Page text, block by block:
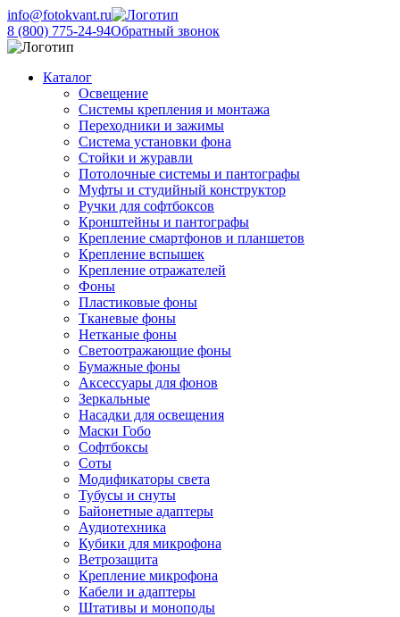
info@fotokvant.ru
8 (800) 775-24-94Обратный звонок
Каталог
Освещение
Системы крепления и монтажа
Переходники и зажимы
Система установки фона
Стойки и журавли
Потолочные системы и пантографы
Муфты и студийный конструктор
Ручки для софтбоксов
Кронштейны и пантографы
Крепление смартфонов и планшетов
Крепление вспышек
Крепление отражателей
Фоны
Пластиковые фоны
Тканевые фоны
Нетканые фоны
Светоотражающие фоны
Бумажные фоны
Аксессуары для фонов
Зеркальные
Насадки для освещения
Маски Гобо
Софтбоксы
Соты
Модификаторы света
Тубусы и снуты
Байонетные адаптеры
Аудиотехника
Кубики для микрофона
Ветрозащита
Крепление микрофона
Кабели и адаптеры
Штативы и моноподы